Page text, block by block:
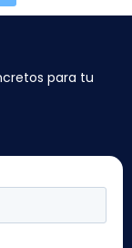
para tu